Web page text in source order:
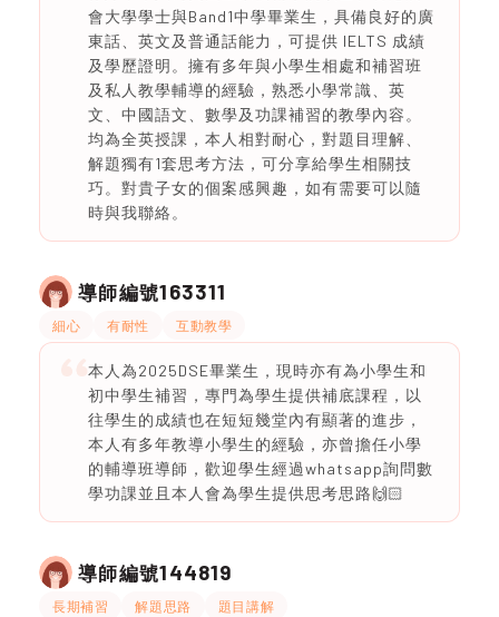
會大學學士與Band1中學畢業生，具備良好的廣
東話、英文及普通話能力，可提供 IELTS 成績
及學歷證明。擁有多年與小學生相處和補習班
及私人教學輔導的經驗，熟悉小學常識、英
文、中國語文、數學及功課補習的教學內容。
均為全英授課，本人相對耐心，對題目理解、
解題獨有1套思考方法，可分享給學生相關技
巧。對貴子女的個案感興趣，如有需要可以隨
時與我聯絡。
導師編號163311
細心 有耐性 互動教學
本人為2025DSE畢業生，現時亦有為小學生和
初中學生補習，專門為學生提供補底課程，以
往學生的成績也在短短幾堂內有顯著的進步，
本人有多年教導小學生的經驗，亦曾擔任小學
的輔導班導師，歡迎學生經過whatsapp詢問數
學功課並且本人會為學生提供思考思路🙌🏻
導師編號144819
長期補習 解題思路 題目講解